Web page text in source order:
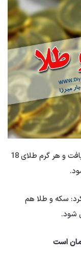
قیمت سکه و طلا امروز در بازار رشت افزایش یافت و هر گرم طلای 18
سکه و طلا هم
شود.